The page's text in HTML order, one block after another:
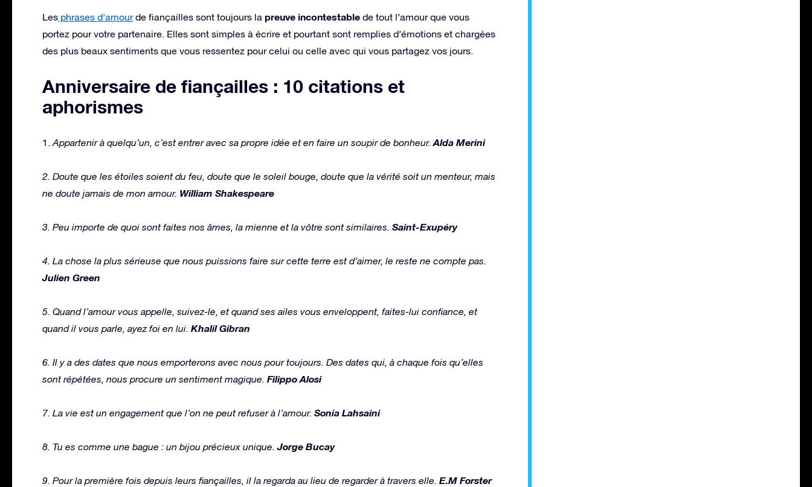
Les phrases d’amourde fiançailles sont toujours la preuve incontestable de tout l’amour que vous
portez pour votre partenaire. Elles sont simples à écrire et pourtant sont remplies d’émotions et chargées
des plus beaux sentiments que vous ressentez pour celui ou celle avec qui vous partagez vos jours.
Anniversaire de fiançailles : 10 citations et
aphorismes
1. Appartenir à quelqu’un, c’est entrer avec sa propre idée et en faire un soupir de bonheur. Alda Merini
2. Doute que les étoiles soient du feu, doute que le soleil bouge, doute que la vérité soit un menteur, mais
ne doute jamais de mon amour. William Shakespeare
3. Peu importe de quoi sont faites nos âmes, la mienne et la vôtre sont similaires. Saint-Exupéry
4. La chose la plus sérieuse que nous puissions faire sur cette terre est d’aimer, le reste ne compte pas.
Julien Green
5. Quand l’amour vous appelle, suivez-le, et quand ses ailes vous enveloppent, faites-lui confiance, et
quand il vous parle, ayez foi en lui. Khalil Gibran
6. Il y a des dates que nous emporterons avec nous pour toujours. Des dates qui, à chaque fois qu’elles
sont répétées, nous procure un sentiment magique. Filippo Alosi
7. La vie est un engagement que l’on ne peut refuser à l’amour. Sonia Lahsaini
8. Tu es comme une bague : un bijou précieux unique.Jorge Bucay
9. Pour la première fois depuis leurs fiançailles, il la regarda au lieu de regarder à travers elle. E.M Forster